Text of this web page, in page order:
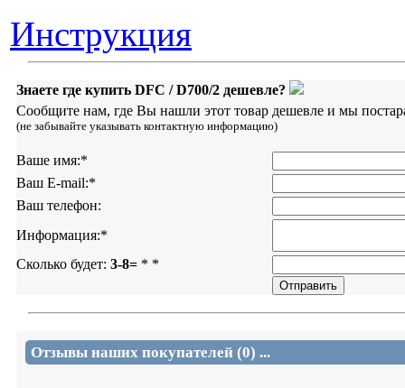
Инструкция
Знаете где купить DFC / D700/2 дешевле?
Сообщите нам, где Вы нашли этот товар дешевле и мы
(не забывайте указывать контактную информацию)
Ваше имя:*
Ваш E-mail:*
Ваш телефон:
Информация:*
Сколько будет: 3-8= * *
Отзывы наших покупателей (0) ...